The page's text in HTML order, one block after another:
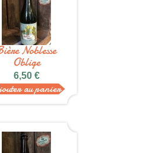
Noblesse
Oblige
6,50 €
au panier